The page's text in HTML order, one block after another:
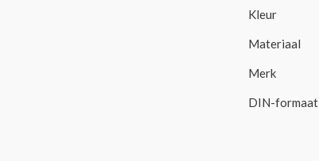
Kleur
Materiaal
Merk
DIN-formaat